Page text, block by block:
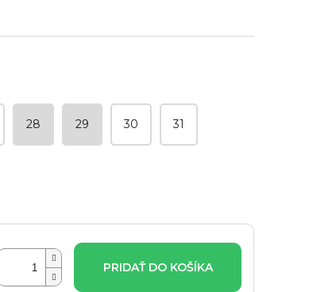
28 29 30 31
PRIDAŤ DO KOŠÍKA